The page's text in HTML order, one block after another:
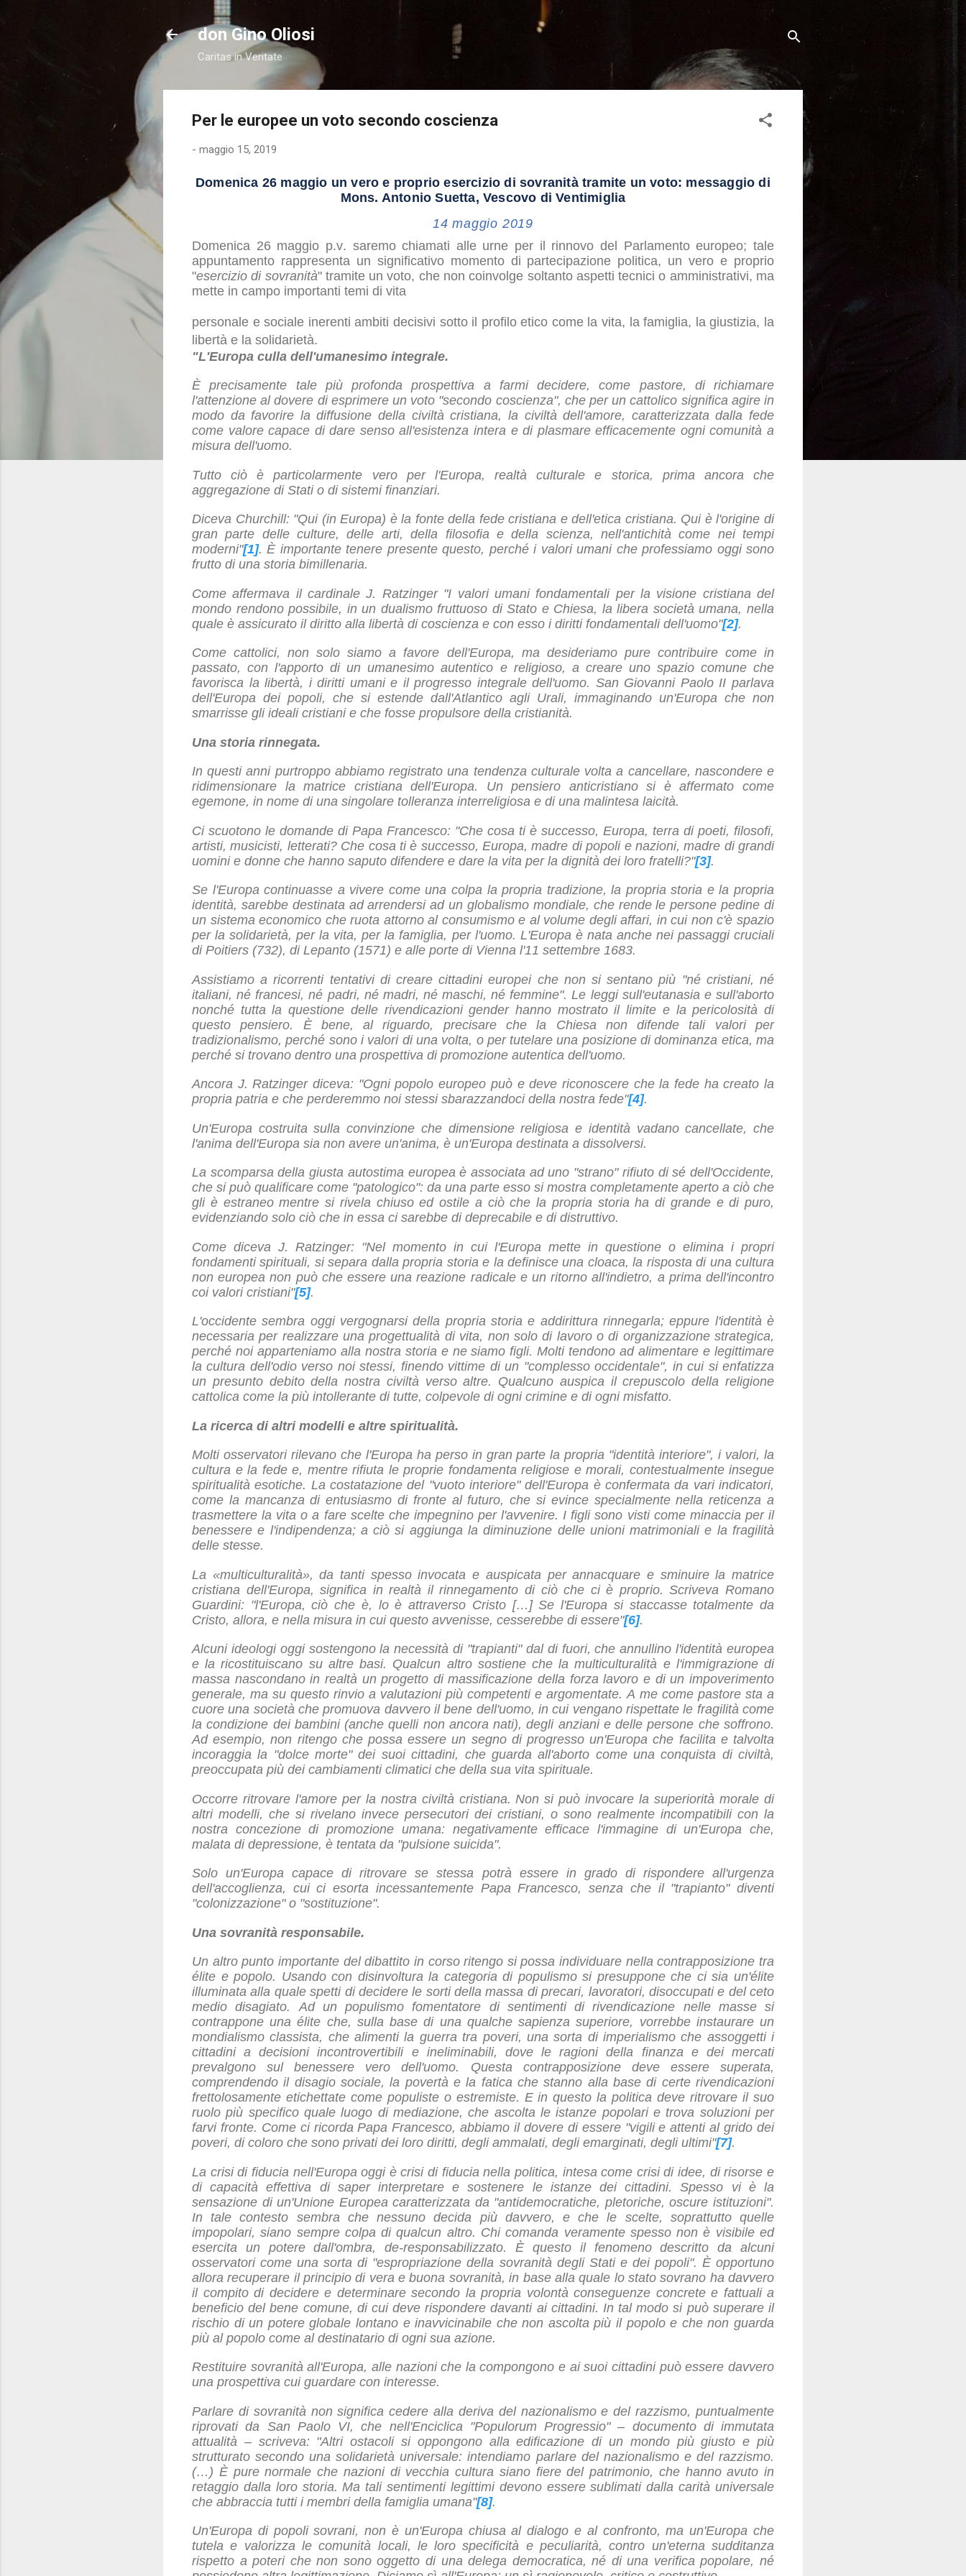
Passa ai contenuti principali
don Gino Oliosi
Caritas in Veritate
Per le europee un voto secondo coscienza
- maggio 15, 2019
Domenica 26 maggio un vero e proprio esercizio di sovranità tramite un voto: messaggio di
Mons. Antonio Suetta, Vescovo di Ventimiglia
14 maggio 2019
Domenica 26 maggio p.v. saremo chiamati alle urne per il rinnovo del Parlamento europeo; tale
appuntamento rappresenta un significativo momento di partecipazione politica, un vero e proprio
"esercizio di sovranità" tramite un voto, che non coinvolge soltanto aspetti tecnici o amministrativi, ma
mette in campo importanti temi di vita
personale e sociale inerenti ambiti decisivi sotto il profilo etico come la vita, la famiglia, la giustizia, la
libertà e la solidarietà.
"L'Europa culla dell'umanesimo integrale.
È precisamente tale più profonda prospettiva a farmi decidere, come pastore, di richiamare
l'attenzione al dovere di esprimere un voto "secondo coscienza", che per un cattolico significa agire in
modo da favorire la diffusione della civiltà cristiana, la civiltà dell'amore, caratterizzata dalla fede
come valore capace di dare senso all'esistenza intera e di plasmare efficacemente ogni comunità a
misura dell'uomo.
Tutto ciò è particolarmente vero per l'Europa, realtà culturale e storica, prima ancora che
aggregazione di Stati o di sistemi finanziari.
Diceva Churchill: "Qui (in Europa) è la fonte della fede cristiana e dell'etica cristiana. Qui è l'origine di
gran parte delle culture, delle arti, della filosofia e della scienza, nell'antichità come nei tempi
moderni"[1]. È importante tenere presente questo, perché i valori umani che professiamo oggi sono
frutto di una storia bimillenaria.
Come affermava il cardinale J. Ratzinger "I valori umani fondamentali per la visione cristiana del
mondo rendono possibile, in un dualismo fruttuoso di Stato e Chiesa, la libera società umana, nella
quale è assicurato il diritto alla libertà di coscienza e con esso i diritti fondamentali dell'uomo"[2].
Come cattolici, non solo siamo a favore dell'Europa, ma desideriamo pure contribuire come in
passato, con l'apporto di un umanesimo autentico e religioso, a creare uno spazio comune che
favorisca la libertà, i diritti umani e il progresso integrale dell'uomo. San Giovanni Paolo II parlava
dell'Europa dei popoli, che si estende dall'Atlantico agli Urali, immaginando un'Europa che non
smarrisse gli ideali cristiani e che fosse propulsore della cristianità.
Una storia rinnegata.
In questi anni purtroppo abbiamo registrato una tendenza culturale volta a cancellare, nascondere e
ridimensionare la matrice cristiana dell'Europa. Un pensiero anticristiano si è affermato come
egemone, in nome di una singolare tolleranza interreligiosa e di una malintesa laicità.
Ci scuotono le domande di Papa Francesco: "Che cosa ti è successo, Europa, terra di poeti, filosofi,
artisti, musicisti, letterati? Che cosa ti è successo, Europa, madre di popoli e nazioni, madre di grandi
uomini e donne che hanno saputo difendere e dare la vita per la dignità dei loro fratelli?"[3].
Se l'Europa continuasse a vivere come una colpa la propria tradizione, la propria storia e la propria
identità, sarebbe destinata ad arrendersi ad un globalismo mondiale, che rende le persone pedine di
un sistema economico che ruota attorno al consumismo e al volume degli affari, in cui non c'è spazio
per la solidarietà, per la vita, per la famiglia, per l'uomo. L'Europa è nata anche nei passaggi cruciali
di Poitiers (732), di Lepanto (1571) e alle porte di Vienna l'11 settembre 1683.
Assistiamo a ricorrenti tentativi di creare cittadini europei che non si sentano più "né cristiani, né
italiani, né francesi, né padri, né madri, né maschi, né femmine". Le leggi sull'eutanasia e sull'aborto
nonché tutta la questione delle rivendicazioni gender hanno mostrato il limite e la pericolosità di
questo pensiero. È bene, al riguardo, precisare che la Chiesa non difende tali valori per
tradizionalismo, perché sono i valori di una volta, o per tutelare una posizione di dominanza etica, ma
perché si trovano dentro una prospettiva di promozione autentica dell'uomo.
Ancora J. Ratzinger diceva: "Ogni popolo europeo può e deve riconoscere che la fede ha creato la
propria patria e che perderemmo noi stessi sbarazzandoci della nostra fede"[4].
Un'Europa costruita sulla convinzione che dimensione religiosa e identità vadano cancellate, che
l'anima dell'Europa sia non avere un'anima, è un'Europa destinata a dissolversi.
La scomparsa della giusta autostima europea è associata ad uno "strano" rifiuto di sé dell'Occidente,
che si può qualificare come "patologico": da una parte esso si mostra completamente aperto a ciò che
gli è estraneo mentre si rivela chiuso ed ostile a ciò che la propria storia ha di grande e di puro,
evidenziando solo ciò che in essa ci sarebbe di deprecabile e di distruttivo.
Come diceva J. Ratzinger: "Nel momento in cui l'Europa mette in questione o elimina i propri
fondamenti spirituali, si separa dalla propria storia e la definisce una cloaca, la risposta di una cultura
non europea non può che essere una reazione radicale e un ritorno all'indietro, a prima dell'incontro
coi valori cristiani"[5].
L'occidente sembra oggi vergognarsi della propria storia e addirittura rinnegarla; eppure l'identità è
necessaria per realizzare una progettualità di vita, non solo di lavoro o di organizzazione strategica,
perché noi apparteniamo alla nostra storia e ne siamo figli. Molti tendono ad alimentare e legittimare
la cultura dell'odio verso noi stessi, finendo vittime di un "complesso occidentale", in cui si enfatizza
un presunto debito della nostra civiltà verso altre. Qualcuno auspica il crepuscolo della religione
cattolica come la più intollerante di tutte, colpevole di ogni crimine e di ogni misfatto.
La ricerca di altri modelli e altre spiritualità.
Molti osservatori rilevano che l'Europa ha perso in gran parte la propria "identità interiore", i valori, la
cultura e la fede e, mentre rifiuta le proprie fondamenta religiose e morali, contestualmente insegue
spiritualità esotiche. La costatazione del "vuoto interiore" dell'Europa è confermata da vari indicatori,
come la mancanza di entusiasmo di fronte al futuro, che si evince specialmente nella reticenza a
trasmettere la vita o a fare scelte che impegnino per l'avvenire. I figli sono visti come minaccia per il
benessere e l'indipendenza; a ciò si aggiunga la diminuzione delle unioni matrimoniali e la fragilità
delle stesse.
La «multiculturalità», da tanti spesso invocata e auspicata per annacquare e sminuire la matrice
cristiana dell'Europa, significa in realtà il rinnegamento di ciò che ci è proprio. Scriveva Romano
Guardini: "l'Europa, ciò che è, lo è attraverso Cristo […] Se l'Europa si staccasse totalmente da
Cristo, allora, e nella misura in cui questo avvenisse, cesserebbe di essere"[6].
Alcuni ideologi oggi sostengono la necessità di "trapianti" dal di fuori, che annullino l'identità europea
e la ricostituiscano su altre basi. Qualcun altro sostiene che la multiculturalità e l'immigrazione di
massa nascondano in realtà un progetto di massificazione della forza lavoro e di un impoverimento
generale, ma su questo rinvio a valutazioni più competenti e argomentate. A me come pastore sta a
cuore una società che promuova davvero il bene dell'uomo, in cui vengano rispettate le fragilità come
la condizione dei bambini (anche quelli non ancora nati), degli anziani e delle persone che soffrono.
Ad esempio, non ritengo che possa essere un segno di progresso un'Europa che facilita e talvolta
incoraggia la "dolce morte" dei suoi cittadini, che guarda all'aborto come una conquista di civiltà,
preoccupata più dei cambiamenti climatici che della sua vita spirituale.
Occorre ritrovare l'amore per la nostra civiltà cristiana. Non si può invocare la superiorità morale di
altri modelli, che si rivelano invece persecutori dei cristiani, o sono realmente incompatibili con la
nostra concezione di promozione umana: negativamente efficace l'immagine di un'Europa che,
malata di depressione, è tentata da "pulsione suicida".
Solo un'Europa capace di ritrovare se stessa potrà essere in grado di rispondere all'urgenza
dell'accoglienza, cui ci esorta incessantemente Papa Francesco, senza che il "trapianto" diventi
"colonizzazione" o "sostituzione".
Una sovranità responsabile.
Un altro punto importante del dibattito in corso ritengo si possa individuare nella contrapposizione tra
élite e popolo. Usando con disinvoltura la categoria di populismo si presuppone che ci sia un'élite
illuminata alla quale spetti di decidere le sorti della massa di precari, lavoratori, disoccupati e del ceto
medio disagiato. Ad un populismo fomentatore di sentimenti di rivendicazione nelle masse si
contrappone una élite che, sulla base di una qualche sapienza superiore, vorrebbe instaurare un
mondialismo classista, che alimenti la guerra tra poveri, una sorta di imperialismo che assoggetti i
cittadini a decisioni incontrovertibili e ineliminabili, dove le ragioni della finanza e dei mercati
prevalgono sul benessere vero dell'uomo. Questa contrapposizione deve essere superata,
comprendendo il disagio sociale, la povertà e la fatica che stanno alla base di certe rivendicazioni
frettolosamente etichettate come populiste o estremiste. E in questo la politica deve ritrovare il suo
ruolo più specifico quale luogo di mediazione, che ascolta le istanze popolari e trova soluzioni per
farvi fronte. Come ci ricorda Papa Francesco, abbiamo il dovere di essere "vigili e attenti al grido dei
poveri, di coloro che sono privati dei loro diritti, degli ammalati, degli emarginati, degli ultimi"[7].
La crisi di fiducia nell'Europa oggi è crisi di fiducia nella politica, intesa come crisi di idee, di risorse e
di capacità effettiva di saper interpretare e sostenere le istanze dei cittadini. Spesso vi è la
sensazione di un'Unione Europea caratterizzata da "antidemocratiche, pletoriche, oscure istituzioni".
In tale contesto sembra che nessuno decida più davvero, e che le scelte, soprattutto quelle
impopolari, siano sempre colpa di qualcun altro. Chi comanda veramente spesso non è visibile ed
esercita un potere dall'ombra, de-responsabilizzato. È questo il fenomeno descritto da alcuni
osservatori come una sorta di "espropriazione della sovranità degli Stati e dei popoli". È opportuno
allora recuperare il principio di vera e buona sovranità, in base alla quale lo stato sovrano ha davvero
il compito di decidere e determinare secondo la propria volontà conseguenze concrete e fattuali a
beneficio del bene comune, di cui deve rispondere davanti ai cittadini. In tal modo si può superare il
rischio di un potere globale lontano e inavvicinabile che non ascolta più il popolo e che non guarda
più al popolo come al destinatario di ogni sua azione.
Restituire sovranità all'Europa, alle nazioni che la compongono e ai suoi cittadini può essere davvero
una prospettiva cui guardare con interesse.
Parlare di sovranità non significa cedere alla deriva del nazionalismo e del razzismo, puntualmente
riprovati da San Paolo VI, che nell'Enciclica "Populorum Progressio" – documento di immutata
attualità – scriveva: "Altri ostacoli si oppongono alla edificazione di un mondo più giusto e più
strutturato secondo una solidarietà universale: intendiamo parlare del nazionalismo e del razzismo.
(…) È pure normale che nazioni di vecchia cultura siano fiere del patrimonio, che hanno avuto in
retaggio dalla loro storia. Ma tali sentimenti legittimi devono essere sublimati dalla carità universale
che abbraccia tutti i membri della famiglia umana"[8].
Un'Europa di popoli sovrani, non è un'Europa chiusa al dialogo e al confronto, ma un'Europa che
tutela e valorizza le comunità locali, le loro specificità e peculiarità, contro un'eterna sudditanza
rispetto a poteri che non sono oggetto di una delega democratica, né di una verifica popolare, né